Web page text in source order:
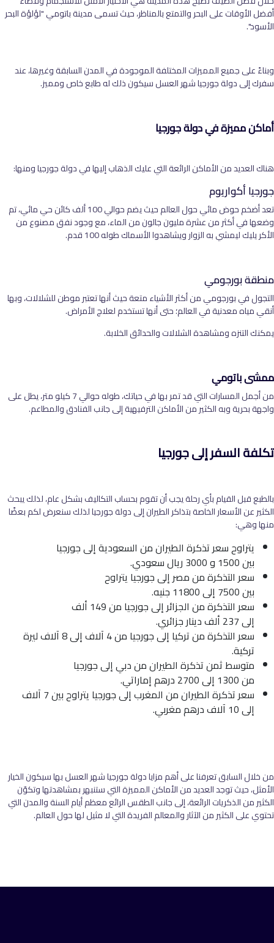
أفضل الأوقات على البحر والتمتع بالمناظر، حيث تسمى مدينة باتومي "لؤلؤة البحر
الأسود".
وبناءً على جميع المميزات المختلفة الموجودة في المدن السابقة وغيرها، عند
سفرك إلى دولة جورجيا شهر العسل سيكون ذلك له طابع خاص ومميز.
أماكن مميزة في دولة جورجيا
هناك العديد من الأماكن الرائعة التي عليك الذهاب إليها في دولة جورجيا ومنها:
جورجيا أكواريوم
تعد أضخم حوض مائي حول العالم حيث يضم حوالي 100 ألف كائن حي مائي، تم
وضعها في أكثر من عشرة مليون جالون من الماء، مع وجود نفق مصنوع من
الأكر يليك ليمشي به الزوار ويشاهدوا الأسماك طوله 100 قدم.
منطقة بورجومي
التجول في بورجومي من أكثر الأشياء متعة حيث أنها تعتبر موطن للشلالات، وبها
أنقي مياه معدنية في العالم؛ حتى أنها تستخدم لعلاج الأمراض.
يمكنك التنزه ومشاهدة الشلالات والحدائق الخلابة.
ممشى باتومي
من أجمل المسارات التي قد تمر بها في حياتك، طوله حوالي 7 كيلو متر، يطل على
واجهة بحرية وبه الكثير من الأماكن الترفيهية إلى جانب الفنادق والمطاعم.
تكلفة السفر إلى جورجيا
بالطبع قبل القيام بأي رحلة يجب أن تقوم بحساب التكاليف بشكل عام، لذلك يبحث
الكثير عن الأسعار الخاصة بتذاكر الطيران إلى دولة جورجيا لذلك سنعرض لكم بعضًا
منها وهي:
يتراوح سعر تذكرة الطيران من السعودية إلى جورجيا
بين 1500 و 3000 ريال سعودي.
سعر التذكرة من مصر إلى جورجيا يتراوح
بين 7500 إلى 11800 جنيه.
سعر التذكرة من الجزائر إلى جورجيا من 149 ألف
إلى 237 ألف دينار جزائري.
سعر التذكرة من تركيا إلى جورجيا من 4 آلاف إلى 8 آلاف ليرة
تركية.
متوسط ثمن تذكرة الطيران من دبي إلى جورجيا
من 1300 إلى 2700 درهم إماراتي.
سعر تذكرة الطيران من المغرب إلى جورجيا يتراوح بين 7 آلاف
إلى 10 آلاف درهم مغربي.
من خلال السابق تعرفنا على أهم مزايا دولة جورجيا شهر العسل بها سيكون الخيار
الأمثل، حيث توجد العديد من الأماكن المميزة التي ستنبهر بمشاهدتها وتكوّن
الكثير من الذكريات الرائعة، إلى جانب الطقس الرائع معظم أيام السنة والمدن التي
تحتوي على الكثير من الآثار والمعالم الفريدة التي لا مثيل لها حول العالم.